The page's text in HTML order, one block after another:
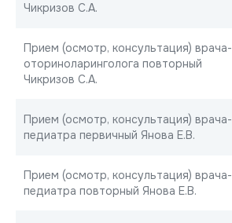
Чикризов С.А.
Прием (осмотр, консультация) врача-
оториноларинголога повторный
Чикризов С.А.
Прием (осмотр, консультация) врача-
педиатра первичный Янова Е.В.
Прием (осмотр, консультация) врача-
педиатра повторный Янова Е.В.